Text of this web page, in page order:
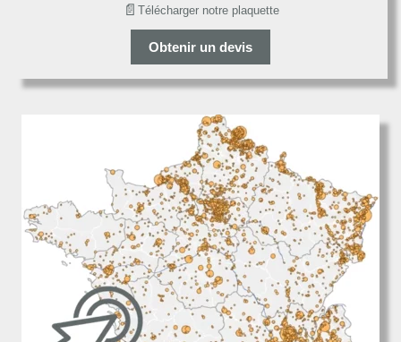
📄 Télécharger notre plaquette
Obtenir un devis